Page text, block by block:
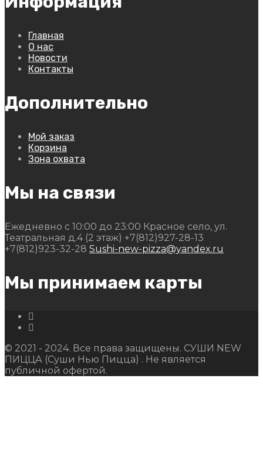
Главная
О нас
Новости
Контакты
Дополнительно
Мой заказ
Корзина
Зона охвата
Мы на связи
Ежедневно с 10:00 до 23:00 Красное село, ул.
Театральная д.4 (2 этаж) +7(812)927-28-13
+7(812)923-32-28 Sushi-new-pizza@yandex.ru
Мы принимаем карты
© 2021 - 2024. Все права защищены. СУШИ NEW
ПИЦЦА (Суши Нью Пицца) . Не является
публичной офертой.